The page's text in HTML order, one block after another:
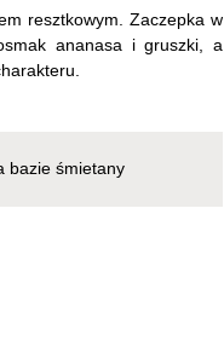
resztkowym. Zaczepka w
ananasa i gruszki, a
bazie śmietany